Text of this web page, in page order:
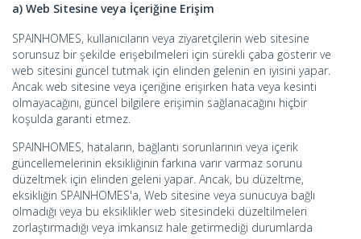
a) Web Sitesine veya İçeriğine Erişim
SPAINHOMES, kullanıcıların veya ziyaretçilerin web sitesine
sorunsuz bir şekilde erişebilmeleri için sürekli çaba gösterir ve
web sitesini güncel tutmak için elinden gelenin en iyisini yapar.
Ancak web sitesine veya içeriğine erişirken hata veya kesinti
olmayacağını, güncel bilgilere erişimin sağlanacağını hiçbir
koşulda garanti etmez.
SPAINHOMES, hataların, bağlantı sorunlarının veya içerik
güncellemelerinin eksikliğinin farkına varır varmaz sorunu
düzeltmek için elinden geleni yapar. Ancak, bu düzeltme,
eksikliğin SPAINHOMES'a, Web sitesine veya sunucuya bağlı
olmadığı veya bu eksiklikler web sitesindeki düzeltilmeleri
zorlaştırmadığı veya imkansız hale getirmediği durumlarda